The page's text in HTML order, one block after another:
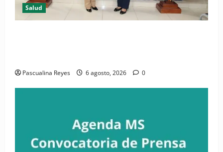
Salud
Pascualina Reyes 6 agosto, 2026 0